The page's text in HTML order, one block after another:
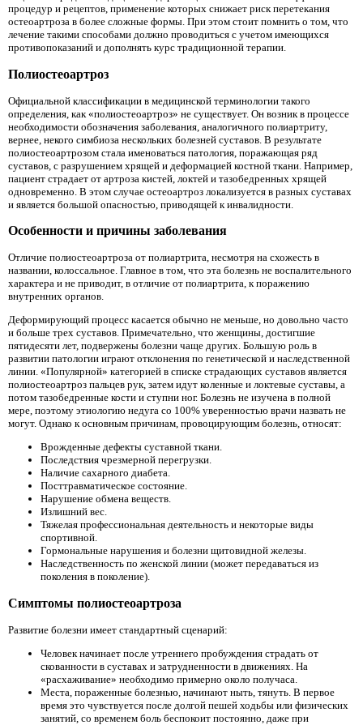
процедур и рецептов, применение которых снижает риск перетекания
остеоартроза в более сложные формы. При этом стоит помнить о том, что
лечение такими способами должно проводиться с учетом имеющихся
противопоказаний и дополнять курс традиционной терапии.
Полиостеоартроз
Официальной классификации в медицинской терминологии такого
определения, как «полиостеоартроз» не существует. Он возник в процессе
необходимости обозначения заболевания, аналогичного полиартриту,
вернее, некого симбиоза нескольких болезней суставов. В результате
полиостеоартрозом стала именоваться патология, поражающая ряд
суставов, с разрушением хрящей и деформацией костной ткани. Например,
пациент страдает от артроза кистей, локтей и тазобедренных хрящей
одновременно. В этом случае остеоартроз локализуется в разных суставах
и является большой опасностью, приводящей к инвалидности.
Особенности и причины заболевания
Отличие полиостеоартроза от полиартрита, несмотря на схожесть в
названии, колоссальное. Главное в том, что эта болезнь не воспалительного
характера и не приводит, в отличие от полиартрита, к поражению
внутренних органов.
Деформирующий процесс касается обычно не меньше, но довольно часто
и больше трех суставов. Примечательно, что женщины, достигшие
пятидесяти лет, подвержены болезни чаще других. Большую роль в
развитии патологии играют отклонения по генетической и наследственной
линии. «Популярной» категорией в списке страдающих суставов является
полиостеоартроз пальцев рук, затем идут коленные и локтевые суставы, а
потом тазобедренные кости и ступни ног. Болезнь не изучена в полной
мере, поэтому этиологию недуга со 100% уверенностью врачи назвать не
могут. Однако к основным причинам, провоцирующим болезнь, относят:
Врожденные дефекты суставной ткани.
Последствия чрезмерной перегрузки.
Наличие сахарного диабета.
Посттравматическое состояние.
Нарушение обмена веществ.
Излишний вес.
Тяжелая профессиональная деятельность и некоторые виды
спортивной.
Гормональные нарушения и болезни щитовидной железы.
Наследственность по женской линии (может передаваться из
поколения в поколение).
Симптомы полиостеоартроза
Развитие болезни имеет стандартный сценарий:
Человек начинает после утреннего пробуждения страдать от
скованности в суставах и затрудненности в движениях. На
«расхаживание» необходимо примерно около получаса.
Места, пораженные болезнью, начинают ныть, тянуть. В первое
время это чувствуется после долгой пешей ходьбы или физических
занятий, со временем боль беспокоит постоянно, даже при